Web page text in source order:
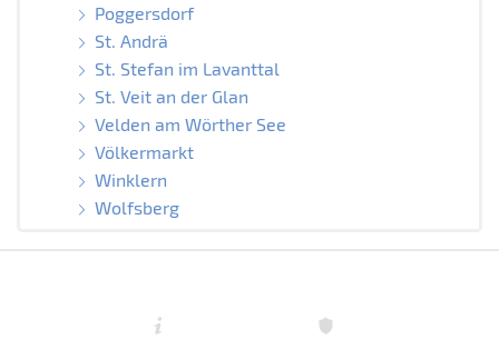
Poggersdorf
St. Andrä
St. Stefan im Lavanttal
St. Veit an der Glan
Velden am Wörther See
Völkermarkt
Winklern
Wolfsberg